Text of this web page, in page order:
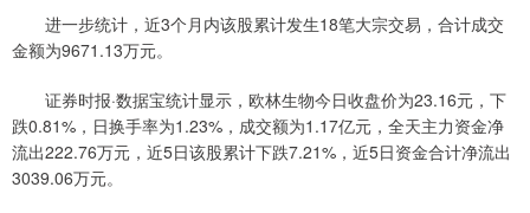
进一步统计，近3个月内该股累计发生18笔大宗交易，合计成交
金额为9671.13万元。
证券时报·数据宝统计显示，欧林生物今日收盘价为23.16元，下
跌0.81%，日换手率为1.23%，成交额为1.17亿元，全天主力资金净
流出222.76万元，近5日该股累计下跌7.21%，近5日资金合计净流出
3039.06万元。